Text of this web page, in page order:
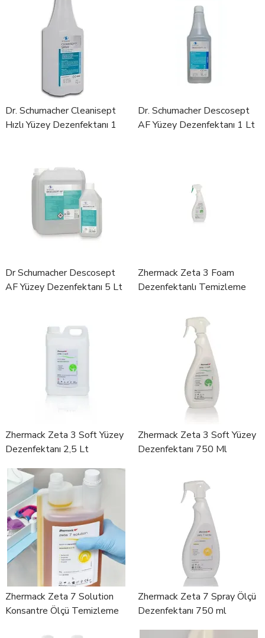
Dr. Schumacher Cleanisept
Hızlı Yüzey Dezenfektanı 1
Dr. Schumacher Descosept
AF Yüzey Dezenfektanı 1 Lt
Dr Schumacher Descosept
AF Yüzey Dezenfektanı 5 Lt
Zhermack Zeta 3 Foam
Dezenfektanlı Temizleme
Zhermack Zeta 3 Soft Yüzey
Dezenfektanı 2,5 Lt
Zhermack Zeta 3 Soft Yüzey
Dezenfektanı 750 Ml
Zhermack Zeta 7 Solution
Konsantre Ölçü Temizleme
Zhermack Zeta 7 Spray Ölçü
Dezenfektanı 750 ml